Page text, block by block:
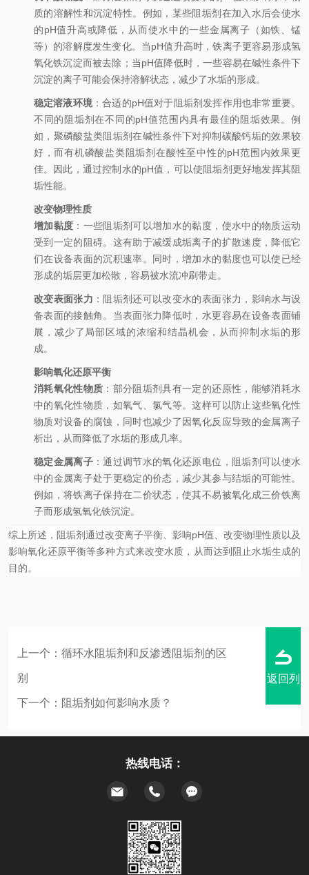
质的溶解性和沉淀特性。例如，某些阻垢剂在加入水后会使水
的pH值升高或降低，从而使水中的一些金属离子（如铁、锰
等）的溶解度发生变化。当pH值升高时，铁离子更容易形成氢
氧化铁沉淀而被去除；当pH值降低时，一些容易在碱性条件下
沉淀的离子可能会保持溶解状态，减少了水垢的形成。
稳定溶液环境 ：合适的pH值对于阻垢剂发挥作用也非常重要。
不同的阻垢剂在不同的pH值范围内具有最佳的阻垢效果。例
如，聚磷酸盐类阻垢剂在碱性条件下对抑制碳酸钙垢的效果较
好，而有机磷酸盐类阻垢剂在酸性至中性的pH范围内效果更
佳。因此，通过控制水的pH值，可以使阻垢剂更好地发挥其阻
垢性能。
改变物理性质
增加黏度 ：一些阻垢剂可以增加水的黏度，使水中的物质运动
受到一定的阻碍。这有助于减缓成垢离子的扩散速度，降低它
们在设备表面的沉积速率。同时，增加水的黏度也可以使已经
形成的垢层更加松散，容易被水流冲刷带走。
改变表面张力 ：阻垢剂还可以改变水的表面张力，影响水与设
备表面的接触角。当表面张力降低时，水更容易在设备表面铺
展，减少了局部区域的浓缩和结晶机会，从而抑制水垢的形
成。
影响氧化还原平衡
消耗氧化性物质 ：部分阻垢剂具有一定的还原性，能够消耗水
中的氧化性物质，如氧气、氯气等。这样可以防止这些氧化性
物质对设备的腐蚀，同时也减少了因氧化反应导致的金属离子
析出，从而降低了水垢的形成几率。
稳定金属离子：通过调节水的氧化还原电位，阻垢剂可以使水
中的金属离子处于更稳定的价态，减少其参与结垢的可能性。
例如，将铁离子保持在二价状态，使其不易被氧化成三价铁离
子而形成氢氧化铁沉淀。
综上所述，阻垢剂通过改变离子平衡、影响pH值、改变物理性质以及
影响氧化还原平衡等多种方式来改变水质，从而达到阻止水垢生成的
目的。
上一个： 循环水阻垢剂和反渗透阻垢剂的区
别
下一个： 阻垢剂如何影响水质？
返回列
热线电话：